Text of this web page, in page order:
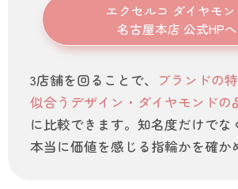
エクセルコ ダイヤモ
名古屋本店 公式HPへ
3店舗を回ることで、
ブランドの
似合うデザイン・ダイヤモンドの
に比較できます。知名度だけでな
本当に価値を感じる指輪かを確